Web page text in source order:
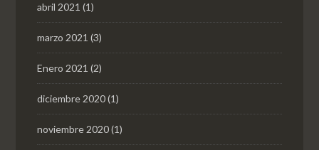
abril 2021 (1)
marzo 2021 (3)
Enero 2021 (2)
diciembre 2020(1)
noviembre 2020(1)